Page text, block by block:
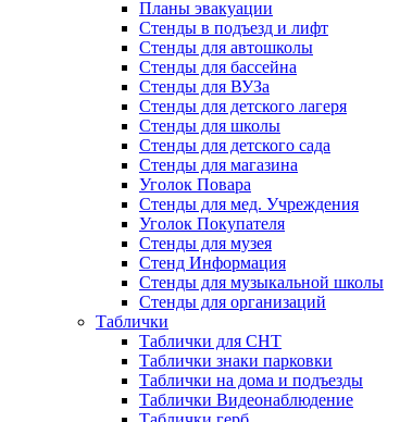
Планы эвакуации
Стенды в подъезд и лифт
Стенды для автошколы
Стенды для бассейна
Стенды для ВУЗа
Стенды для детского лагеря
Стенды для школы
Стенды для детского сада
Стенды для магазина
Уголок Повара
Стенды для мед. Учреждения
Уголок Покупателя
Стенды для музея
Стенд Информация
Стенды для музыкальной школы
Стенды для организаций
Таблички
Таблички для СНТ
Таблички знаки парковки
Таблички на дома и подъезды
Таблички Видеонаблюдение